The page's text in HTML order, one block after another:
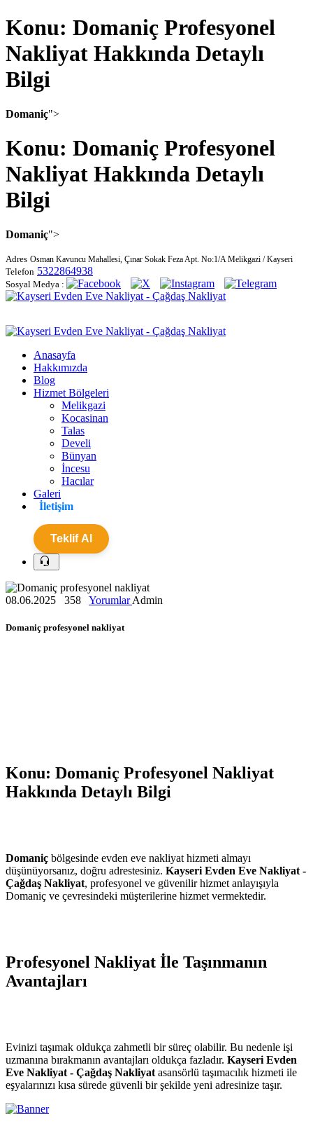
Konu: Domaniç Profesyonel
Nakliyat Hakkında Detaylı
Bilgi
Domaniç">
Konu: Domaniç Profesyonel
Nakliyat Hakkında Detaylı
Bilgi
Domaniç">
Adres Osman Kavuncu Mahallesi, Çınar Sokak Feza Apt. No:1/A Melikgazi / Kayseri
Telefon 5322864938
Sosyal Medya :
Anasayfa
Hakkımızda
Blog
Hizmet Bölgeleri
Melikgazi
Kocasinan
Talas
Develi
Bünyan
İncesu
Hacılar
Galeri
İletişim
Teklif Al
08.06.2025 358 YorumlarAdmin
Domaniç profesyonel nakliyat
Konu: Domaniç Profesyonel Nakliyat
Hakkında Detaylı Bilgi
Domaniç bölgesinde evden eve nakliyat hizmeti almayı
düşünüyorsanız, doğru adrestesiniz. Kayseri Evden Eve Nakliyat -
Çağdaş Nakliyat, profesyonel ve güvenilir hizmet anlayışıyla
Domaniç ve çevresindeki müşterilerine hizmet vermektedir.
Profesyonel Nakliyat İle Taşınmanın
Avantajları
Evinizi taşımak oldukça zahmetli bir süreç olabilir. Bu nedenle işi
uzmanına bırakmanın avantajları oldukça fazladır. Kayseri Evden
Eve Nakliyat - Çağdaş Nakliyat asansörlü taşımacılık hizmeti ile
eşyalarınızı kısa sürede güvenli bir şekilde yeni adresinize taşır.